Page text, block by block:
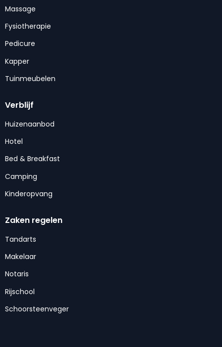
Massage
Fysiotherapie
Pedicure
Kapper
Tuinmeubelen
Verblijf
Huizenaanbod
Hotel
Bed & Breakfast
Camping
Kinderopvang
Zaken regelen
Tandarts
Makelaar
Notaris
Rijschool
Schoorsteenveger